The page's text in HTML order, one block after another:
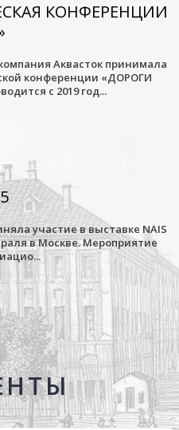
КОНФЕРЕНЦИИ
Аквасток принимала
конференции «ДОРОГИ
с 2019 год...
участие в выставке NAIS
в Москве. Мероприятие